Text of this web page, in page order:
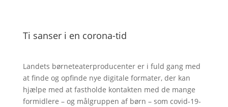
Ti sanser i en corona-tid
Landets børneteaterproducenter er i fuld gang med
at finde og opfinde nye digitale formater, der kan
hjælpe med at fastholde kontakten med de mange
formidlere – og målgruppen af børn – som covid-19-